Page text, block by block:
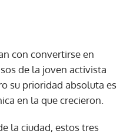
con convertirse en
de la joven activista
su prioridad absoluta es
en la que crecieron.
la ciudad, estos tres